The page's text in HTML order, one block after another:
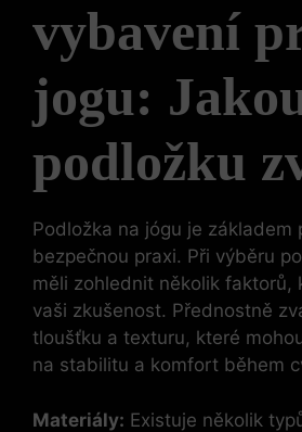
vybavení
jogu:
podložku
Podložka na jógu je základem
bezpečnou praxi. Při výběru
měli zohlednit několik faktorů,
vaši zkušenost. Přednostně
tloušťku a texturu, které
na stabilitu a komfort během
Materiály: Existuje několik